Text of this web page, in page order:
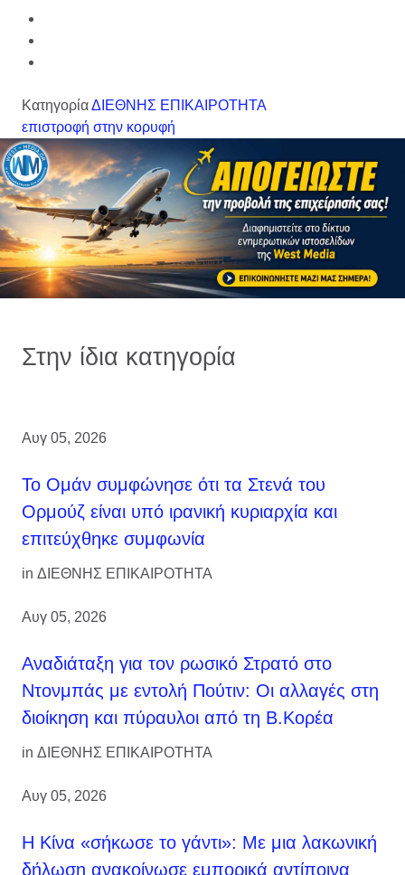
ΚατηγορίαΔΙΕΘΝΗΣ ΕΠΙΚΑΙΡΟΤΗΤΑ
επιστροφή στην κορυφή
Στην ίδια κατηγορία
Αυγ 05, 2026
Το Ομάν συμφώνησε ότι τα Στενά του
Ορμούζ είναι υπό ιρανική κυριαρχία και
επιτεύχθηκε συμφωνία
in ΔΙΕΘΝΗΣ ΕΠΙΚΑΙΡΟΤΗΤΑ
Αυγ 05, 2026
Αναδιάταξη για τον ρωσικό Στρατό στο
Ντονμπάς με εντολή Πούτιν: Οι αλλαγές στη
διοίκηση και πύραυλοι από τη Β.Κορέα
in ΔΙΕΘΝΗΣ ΕΠΙΚΑΙΡΟΤΗΤΑ
Αυγ 05, 2026
Η Κίνα «σήκωσε το γάντι»: Με μια λακωνική
δήλωση ανακοίνωσε εμπορικά αντίποινα